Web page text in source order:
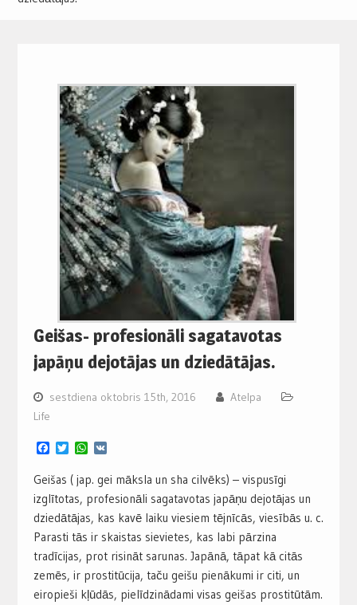
Geišas- profesionāli sagatavotas
japāņu dejotājas un dziedātājas.
sestdiena oktobris 15th, 2016
Atelpa
Life
Facebook
TwitterWhatsApp
VK
Geišas ( jap. gei māksla un sha cilvēks) – vispusīgi
izglītotas, profesionāli sagatavotas japāņu dejotājas un
dziedātājas, kas kavē laiku viesiem tējnīcās, viesībās u. c.
Parasti tās ir skaistas sievietes, kas labi pārzina
tradīcijas, prot risināt sarunas. Japānā, tāpat kā citās
zemēs, ir prostitūcija, taču geišu pienākumi ir citi, un
eiropieši kļūdās, pielīdzinādami visas geišas prostitūtām.